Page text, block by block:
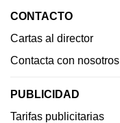
CONTACTO
Cartas al director
Contacta con nosotros
PUBLICIDAD
Tarifas publicitarias